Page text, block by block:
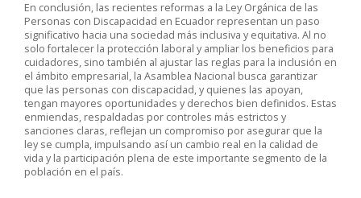
En conclusión, las recientes reformas a la Ley Orgánica de las
Personas con Discapacidad en Ecuador representan un paso
significativo hacia una sociedad más inclusiva y equitativa. Al no
solo fortalecer la protección laboral y ampliar los beneficios para
cuidadores, sino también al ajustar las reglas para la inclusión en
el ámbito empresarial, la Asamblea Nacional busca garantizar
que las personas con discapacidad, y quienes las apoyan,
tengan mayores oportunidades y derechos bien definidos. Estas
enmiendas, respaldadas por controles más estrictos y
sanciones claras, reflejan un compromiso por asegurar que la
ley se cumpla, impulsando así un cambio real en la calidad de
vida y la participación plena de este importante segmento de la
población en el país.